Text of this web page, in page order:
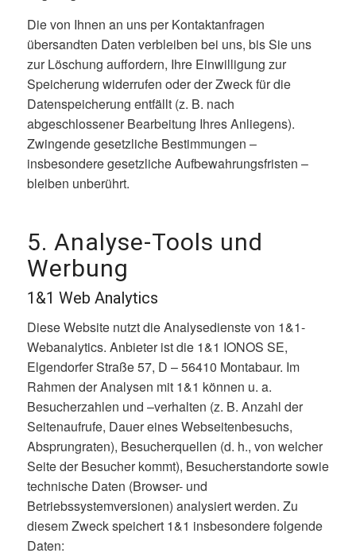
Die von Ihnen an uns per Kontaktanfragen
übersandten Daten verbleiben bei uns, bis Sie uns
zur Löschung auffordern, Ihre Einwilligung zur
Speicherung widerrufen oder der Zweck für die
Datenspeicherung entfällt (z. B. nach
abgeschlossener Bearbeitung Ihres Anliegens).
Zwingende gesetzliche Bestimmungen –
insbesondere gesetzliche Aufbewahrungsfristen –
bleiben unberührt.
5. Analyse-Tools und
Werbung
1&1 Web Analytics
Diese Website nutzt die Analysedienste von 1&1-
Webanalytics. Anbieter ist die 1&1 IONOS SE,
Elgendorfer Straße 57, D – 56410 Montabaur. Im
Rahmen der Analysen mit 1&1 können u. a.
Besucherzahlen und –verhalten (z. B. Anzahl der
Seitenaufrufe, Dauer eines Webseitenbesuchs,
Absprungraten), Besucherquellen (d. h., von welcher
Seite der Besucher kommt), Besucherstandorte sowie
technische Daten (Browser- und
Betriebssystemversionen) analysiert werden. Zu
diesem Zweck speichert 1&1 insbesondere folgende
Daten: